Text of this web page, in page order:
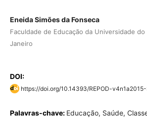
Eneida Simões da Fonseca
Faculdade de Educação da Universidade
Janeiro
DOI:
https://doi.org/10.14393/REPOD-
Palavras-chave: Educação, Saúde,